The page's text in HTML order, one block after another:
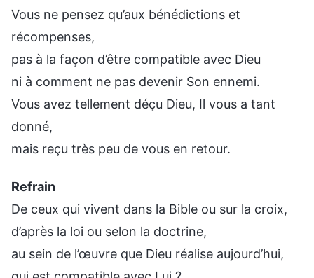
Vous ne pensez qu’aux bénédictions et
récompenses,
pas à la façon d’être compatible avec Dieu
ni à comment ne pas devenir Son ennemi.
Vous avez tellement déçu Dieu, Il vous a tant
donné,
mais reçu très peu de vous en retour.
Refrain
De ceux qui vivent dans la Bible ou sur la croix,
d’après la loi ou selon la doctrine,
au sein de l’œuvre que Dieu réalise aujourd’hui,